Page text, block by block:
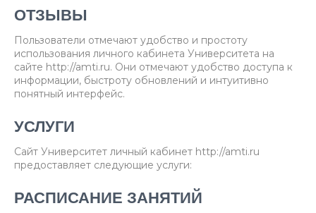
ОТЗЫВЫ
Пользователи отмечают удобство и простоту
использования личного кабинета Университета на
сайте http://amti.ru. Они отмечают удобство доступа к
информации, быстроту обновлений и интуитивно
понятный интерфейс.
УСЛУГИ
Сайт Университет личный кабинет http://amti.ru
предоставляет следующие услуги:
РАСПИСАНИЕ ЗАНЯТИЙ